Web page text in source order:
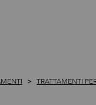
TRATTAMENTI